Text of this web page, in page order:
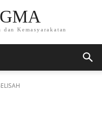
Kemasyarakatan